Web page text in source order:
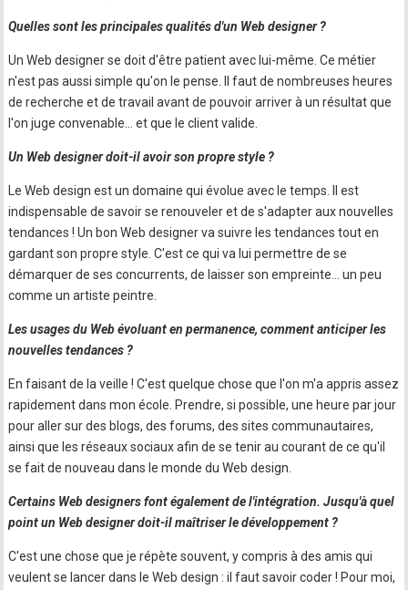
Quelles sont les principales qualités d'un Web designer ?
Un Web designer se doit d'être patient avec lui-même. Ce métier
n'est pas aussi simple qu'on le pense. Il faut de nombreuses heures
de recherche et de travail avant de pouvoir arriver à un résultat que
l'on juge convenable… et que le client valide.
Un Web designer doit-il avoir son propre style ?
Le Web design est un domaine qui évolue avec le temps. Il est
indispensable de savoir se renouveler et de s'adapter aux nouvelles
tendances ! Un bon Web designer va suivre les tendances tout en
gardant son propre style. C'est ce qui va lui permettre de se
démarquer de ses concurrents, de laisser son empreinte… un peu
comme un artiste peintre.
Les usages du Web évoluant en permanence, comment anticiper les
nouvelles tendances ?
En faisant de la veille ! C'est quelque chose que l'on m'a appris assez
rapidement dans mon école. Prendre, si possible, une heure par jour
pour aller sur des blogs, des forums, des sites communautaires,
ainsi que les réseaux sociaux afin de se tenir au courant de ce qu'il
se fait de nouveau dans le monde du Web design.
Certains Web designers font également de l'intégration. Jusqu'à quel
point un Web designer doit-il maîtriser le développement ?
C'est une chose que je répète souvent, y compris à des amis qui
veulent se lancer dans le Web design : il faut savoir coder ! Pour moi,